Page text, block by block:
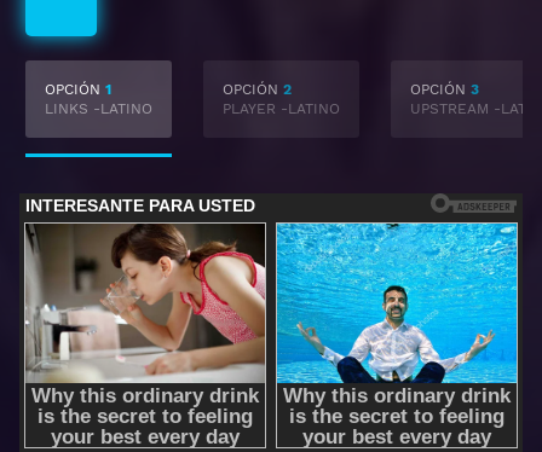
OPCIÓN 1
LINKS -LATINO
OPCIÓN 2
PLAYER -LATINO
OPCIÓN 3
UPSTREAM -